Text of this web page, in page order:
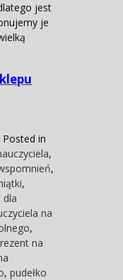
jest
je
Posted in
,
,
,
dla
na
,
na
,pudełko